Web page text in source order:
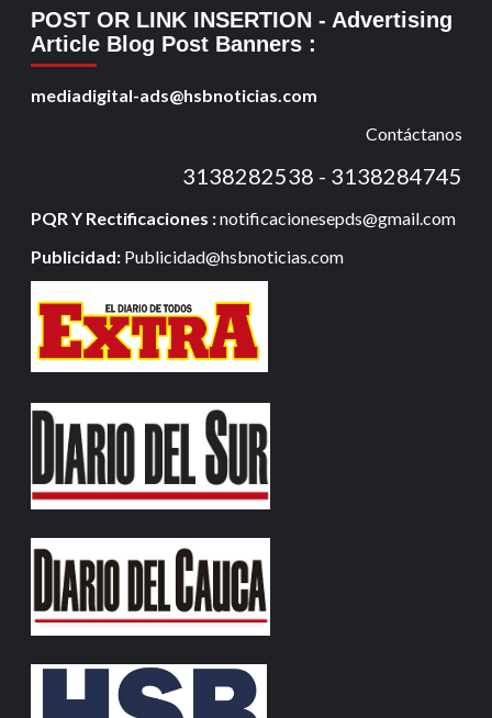
POST OR LINK INSERTION - Advertising
Article Blog Post Banners :
mediadigital-ads@hsbnoticias.com
Contáctanos
3138282538 - 3138284745
PQR Y Rectificaciones :notificacionesepds@gmail.com
Publicidad: Publicidad@hsbnoticias.com